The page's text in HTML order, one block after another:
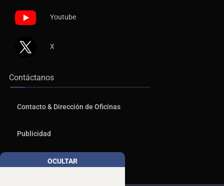
Youtube
X
Contáctanos
Contacto & Dirección de Oficinas
Publicidad
Aviso de Privacidad
OCULTAR